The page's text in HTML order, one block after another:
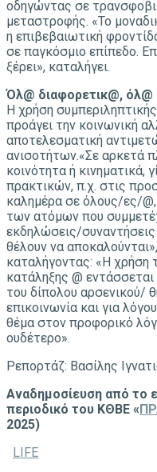
οδηγώντας σε
μεταστροφής. «Το
η επιβεβαιωτική
σε παγκόσμιο επίπεδο.
ξέρει», καταλήγει.
Όλ@ διαφορετικ@, όλ@
Η χρήση
προάγει την κοινωνική
αποτελεσματική
ανισοτήτων.«Σε αρκετά
κοινότητα ή κινηματικά,
πρακτικών, π.χ. στις
καλημέρα σε όλους/ες/
των ατόμων που
εκδηλώσεις/
θέλουν να
καταλήγοντας: «Η χρήση
κατάληξης @
του δίπολου αρσενικού/
επικοινωνία και για
θέμα στον προφορικό
ουδέτερο».
Ρεπορτάζ: Βασίλης
Αναδημοσίευση από το
περιοδικό του ΚΘΒΕ «
2025)
LIFE